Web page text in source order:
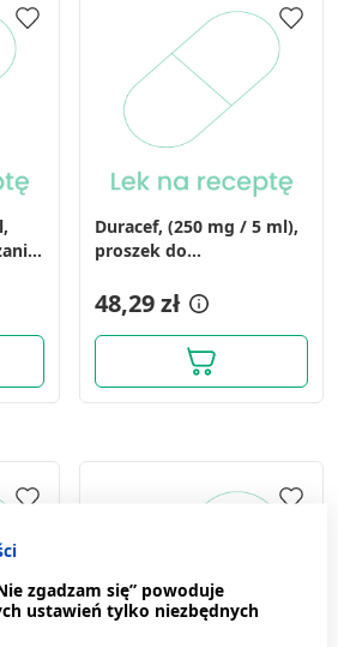
Duracef, (250 mg / 5 ml),
proszek do
60 ml
48,29 zł
zgadzam się” powoduje
ustawień tylko niezbędnych